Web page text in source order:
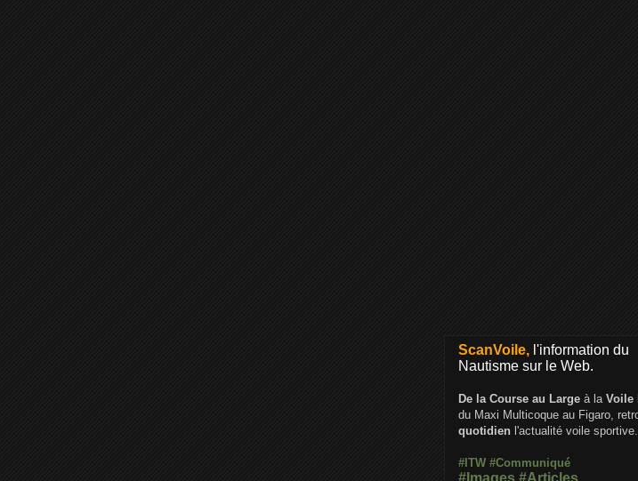
ScanVoile, l'information du
Nautisme sur le Web.
De la Course au Large à la Voile
du Maxi Multicoque au Figaro,
quotidien l'actualité voile sportive.
#ITW #Communiqué
#Images #Articles